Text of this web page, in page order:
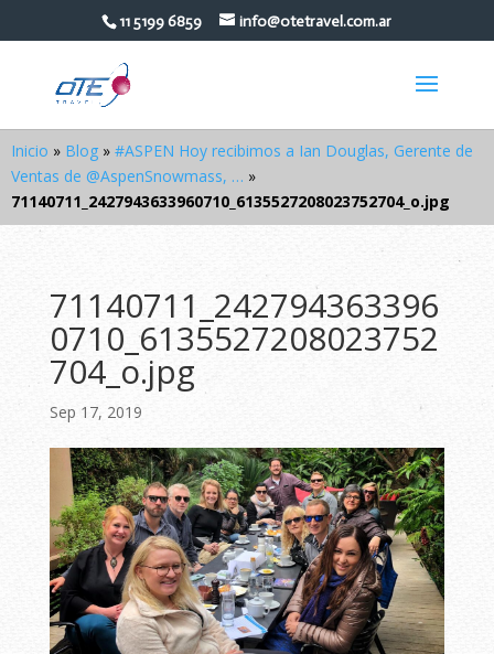
11 5199 6859 info@otetravel.com.ar
Inicio » Blog » #ASPEN Hoy recibimos a Ian Douglas, Gerente de
Ventas de @AspenSnowmass, … »
71140711_2427943633960710_6135527208023752704_o.jpg
71140711_242794363396
0710_6135527208023752
704_o.jpg
Sep 17, 2019